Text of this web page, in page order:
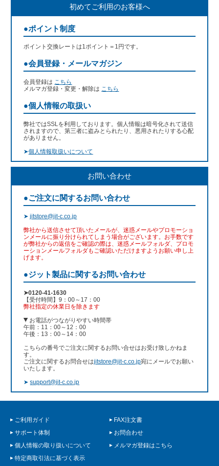
初めてご利用のお客様へ
●ポイント制度
ポイント交換レートは1ポイント＝1円です。
●会員登録・メールマガジン
会員登録は こちら
メルマガ登録・変更・解除は こちら
●個人情報の取扱い
弊社ではSSLを利用しております。個人情報は暗号化されて送信
されますので、第三者に盗みとられたり、悪用されたりする心配
がありません。
➤個人情報取扱いについて
お問い合わせ
●ご注文に関するお問い合わせ
➤jitstore@jit-c.co.jp
弊社から送信させて頂いたメールが、迷惑メールやプロモーショ
ンメールに振り分けられてしまう場合がございます。お手数です
が弊社からの返信をご確認の際は、迷惑メールフォルダ、プロモ
ーションメールフォルダもご確認いただけますようお願い申し上
げます。
●ジット製品に関するお問い合わせ
➤0120-41-1630
【受付時間】9：00～17：00
弊社指定の休業日を除きます
お電話がつながりやすい時間帯
午前：11：00～12：00
午後：13：00～14：00
こちらの番号でご注文に関するお問い合せはお受け致しかねま
す。
ご注文に関するお問合せはjitstore@jit-c.co.jp宛にメールでお願い
いたします。
➤support@jit-c.co.jp
ご利用ガイド
FAX注文書
サポート体制
お問合わせ
個人情報の取り扱いについて
メルマガ登録はこちら
特定商取引法に基づく表示